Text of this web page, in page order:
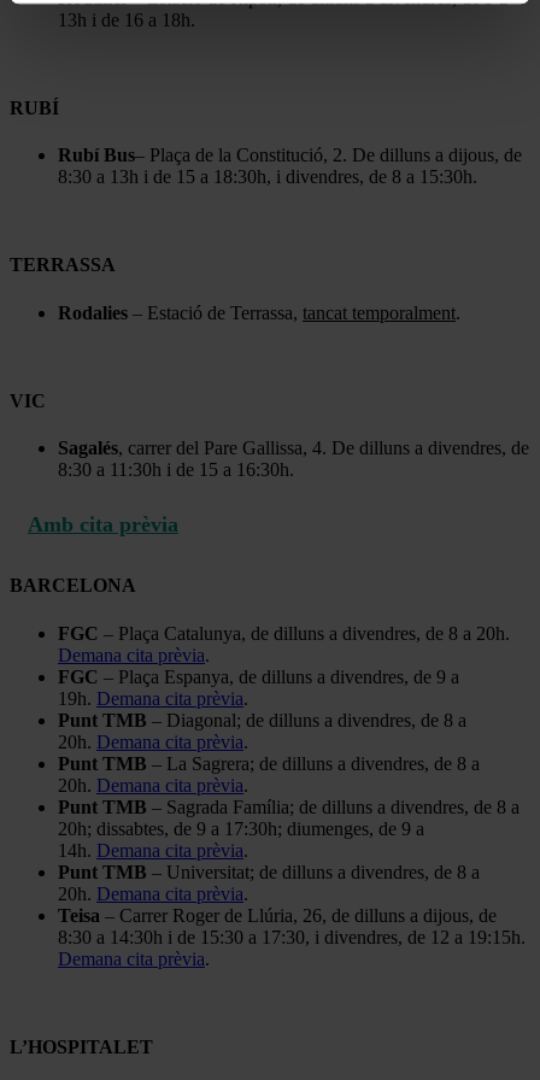
13h i de 16 a 18h.
RUBÍ
Rubí Bus– Plaça de la Constitució, 2. De dilluns a dijous, de
8:30 a 13h i de 15 a 18:30h, i divendres, de 8 a 15:30h.
TERRASSA
Rodalies – Estació de Terrassa, tancat temporalment.
VIC
Sagalés, carrer del Pare Gallissa, 4. De dilluns a divendres, de
8:30 a 11:30h i de 15 a 16:30h.
Amb cita prèvia
BARCELONA
FGC – Plaça Catalunya, de dilluns a divendres, de 8 a 20h.
Demana cita prèvia.
FGC – Plaça Espanya, de dilluns a divendres, de 9 a
19h. Demana cita prèvia.
Punt TMB – Diagonal; de dilluns a divendres, de 8 a
20h. Demana cita prèvia.
Punt TMB – La Sagrera; de dilluns a divendres, de 8 a
20h. Demana cita prèvia.
Punt TMB – Sagrada Família; de dilluns a divendres, de 8 a
20h; dissabtes, de 9 a 17:30h; diumenges, de 9 a
14h. Demana cita prèvia.
Punt TMB – Universitat; de dilluns a divendres, de 8 a
20h. Demana cita prèvia.
Teisa – Carrer Roger de Llúria, 26, de dilluns a dijous, de
8:30 a 14:30h i de 15:30 a 17:30, i divendres, de 12 a 19:15h.
Demana cita prèvia.
L’HOSPITALET